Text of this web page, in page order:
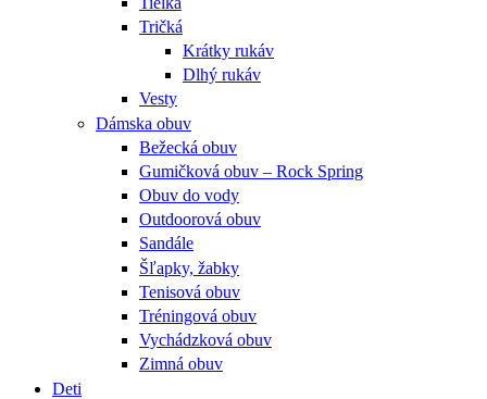
Tričká
Krátky rukáv
Dlhý rukáv
Vesty
Dámska obuv
Bežecká obuv
Gumičková obuv – Rock Spring
Obuv do vody
Outdoorová obuv
Sandále
Šľapky, žabky
Tenisová obuv
Tréningová obuv
Vychádzková obuv
Zimná obuv
Deti